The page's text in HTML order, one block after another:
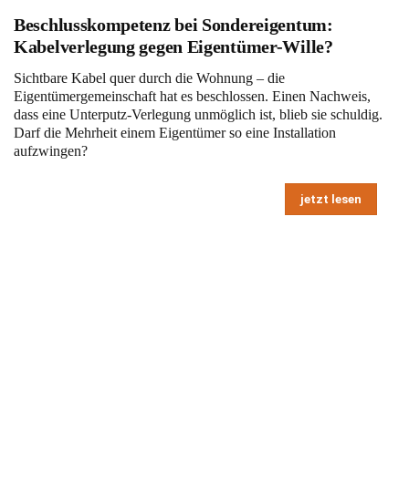
Beschlusskompetenz bei Sondereigentum:
Kabelverlegung gegen Eigentümer-Wille?
Sichtbare Kabel quer durch die Wohnung – die
Eigentümergemeinschaft hat es beschlossen. Einen Nachweis,
dass eine Unterputz-Verlegung unmöglich ist, blieb sie schuldig.
Darf die Mehrheit einem Eigentümer so eine Installation
aufzwingen?
jetzt lesen